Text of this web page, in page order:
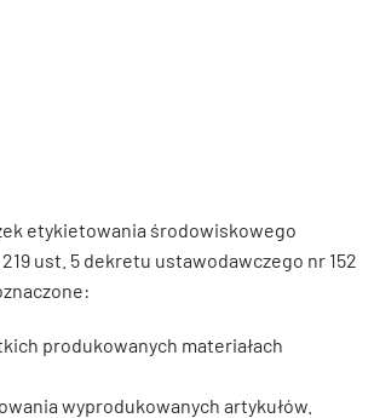
etykietowania środowiskowego
ust. 5 dekretu ustawodawczego nr 152
produkowanych materiałach
wyprodukowanych artykułów.